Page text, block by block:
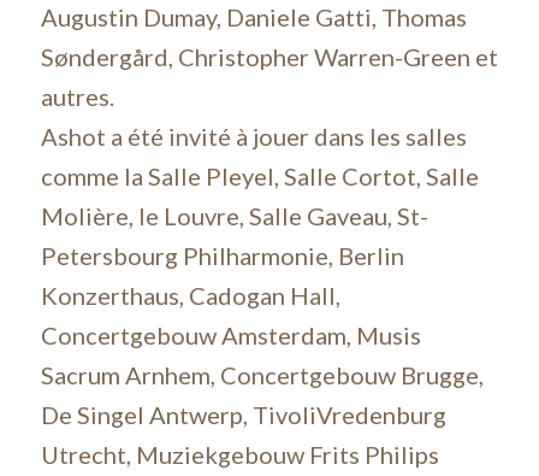
Augustin Dumay, Daniele Gatti, Thomas
Søndergård, Christopher Warren-Green et
autres.
Ashot a été invité à jouer dans les salles
comme la Salle Pleyel, Salle Cortot, Salle
Molière, le Louvre, Salle Gaveau, St-
Petersbourg Philharmonie, Berlin
Konzerthaus, Cadogan Hall,
Concertgebouw Amsterdam, Musis
Sacrum Arnhem, Concertgebouw Brugge,
De Singel Antwerp, TivoliVredenburg
Utrecht, Muziekgebouw Frits Philips